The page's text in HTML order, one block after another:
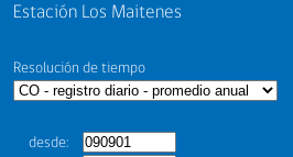
Estación Los Maitenes
Resolución de tiempo
desde